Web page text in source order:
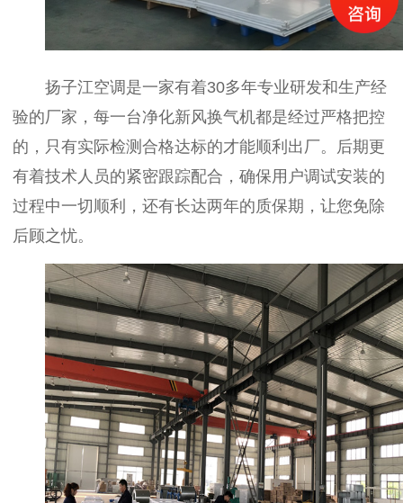
扬子江空调是一家有着30多年专业研发和生产经
验的厂家，每一台净化新风换气机都是经过严格把控
的，只有实际检测合格达标的才能顺利出厂。后期更
有着技术人员的紧密跟踪配合，确保用户调试安装的
过程中一切顺利，还有长达两年的质保期，让您免除
后顾之忧。